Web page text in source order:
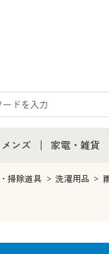
べて
メンズ
メンズ通販すべて
メンズ下着
家電・雑貨
家電・雑貨
キッチン・
掃除道具 洗濯用品